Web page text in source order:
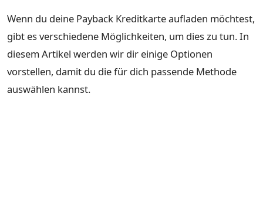
Wenn du deine Payback Kreditkarte aufladen möchtest,
gibt es verschiedene Möglichkeiten, um dies zu tun. In
diesem Artikel werden wir dir einige Optionen
vorstellen, damit du die für dich passende Methode
auswählen kannst.